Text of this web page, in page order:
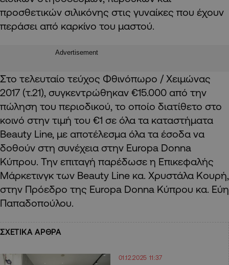
προσθετικών σιλικόνης στις γυναίκες που έχουν
περάσει από καρκίνο του μαστού.
Advertisement
Στο τελευταίο τεύχος Φθινόπωρο / Χειμώνας
2017 (τ.21), συγκεντρώθηκαν €15.000 από την
πώληση του περιοδικού, το οποίο διατίθετο στο
κοινό στην τιμή του €1 σε όλα τα καταστήματα
Beauty Line, με αποτέλεσμα όλα τα έσοδα να
δοθούν στη συνέχεια στην Europa Donna
Κύπρου. Την επιταγή παρέδωσε η Επικεφαλής
Μάρκετινγκ των Beauty Line κα. Χρυστάλα Κουρή,
στην Πρόεδρο της Europa Donna Κύπρου κα. Εύη
Παπαδοπούλου.
ΣΧΕΤΙΚΑ ΑΡΘΡΑ
01.12.2025 11:37